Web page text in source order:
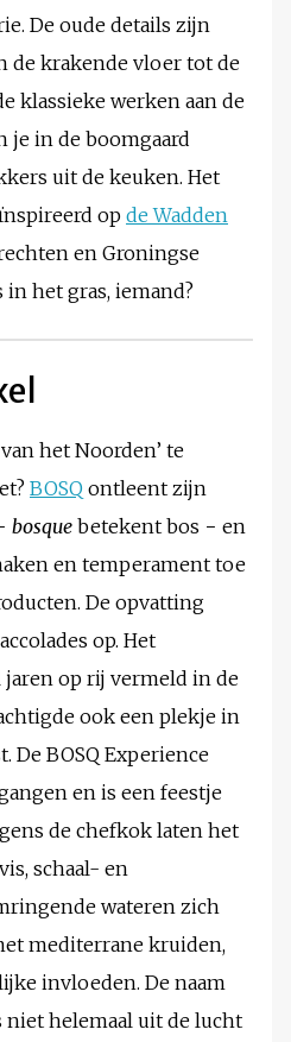
De oude details zijn
de krakende vloer tot de
klassieke werken aan de
je in de boomgaard
uit de keuken. Het
op de Wadden
en Groningse
het gras, iemand?
van het Noorden’ te
BOSQ ontleent zijn
bosque betekent bos − en
en temperament toe
De opvatting
op. Het
op rij vermeld in de
ook een plekje in
De BOSQ Experience
en is een feestje
de chefkok laten het
schaal- en
wateren zich
mediterrane kruiden,
invloeden. De naam
niet helemaal uit de lucht